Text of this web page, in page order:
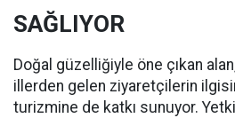
SAĞLIYOR
Doğal güzelliğiyle öne çıkan
illerden gelen ziyaretçilerin
turizmine de katkı sunuyor.